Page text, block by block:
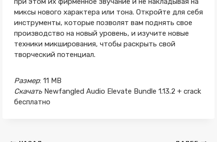
миксы нового характера или тона. Откройте для себя
инструменты, которые позволят вам поднять свое
производство на новый уровень, и изучите новые
техники микширования, чтобы раскрыть свой
творческий потенциал.
Размер: 11 MB
Скачать Newfangled Audio Elevate Bundle 1.13.2 + crack
бесплатно